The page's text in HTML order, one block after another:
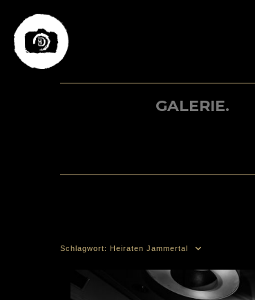
to
GALERIE.
Schlagwort: Heiraten Jammertal